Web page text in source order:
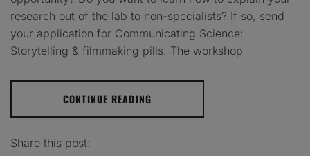
research out of the lab to non-specialists? If so, send
your application for Communicating Science:
Storytelling & filmmaking pills. The workshop
CONTINUE READING
Share this post: